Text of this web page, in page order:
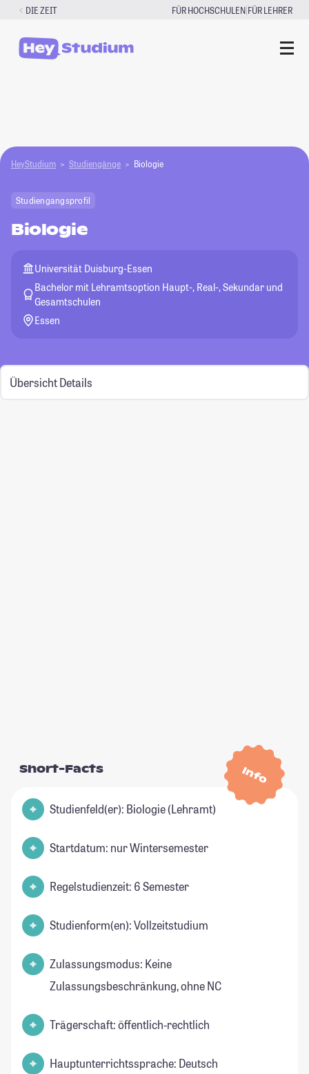
Zum
springen
DIE ZEIT FÜR HOCHSCHULEN|FÜR LEHRER
HeyStudium Studiengänge Biologie
Studiengangsprofil
Biologie
Universität Duisburg-Essen
Bachelor mit Lehramtsoption Haupt-, Real-, Sekundar und
Gesamtschulen
Essen
Übersicht Details
Info
Short-Facts
Studienfeld(er): Biologie (Lehramt)
Startdatum: nur Wintersemester
Regelstudienzeit: 6 Semester
Studienform(en): Vollzeitstudium
Zulassungsmodus: Keine
Zulassungsbeschränkung, ohne NC
Trägerschaft: öffentlich-rechtlich
Hauptunterrichtssprache: Deutsch